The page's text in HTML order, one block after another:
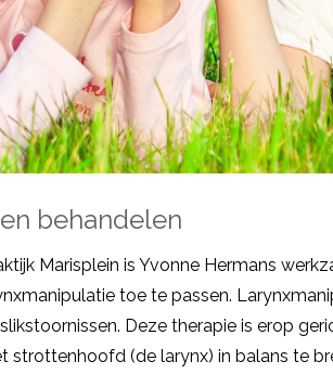
behandelen
Marisplein is Yvonne Hermans
toe te passen.
Deze therapie is erop
strottenhoofd (de larynx) in balans te